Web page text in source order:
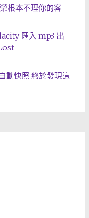
根本不理你的客
匯入 mp3 出
動快照 終於發現這